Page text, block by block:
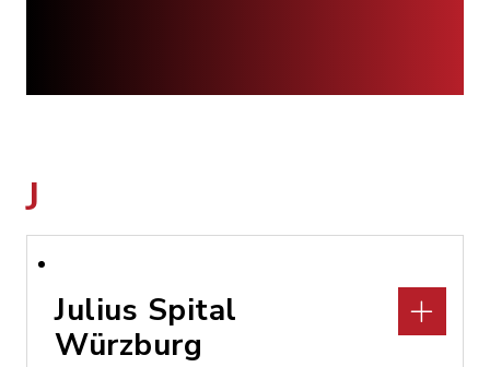
J
Julius Spital
Würzburg